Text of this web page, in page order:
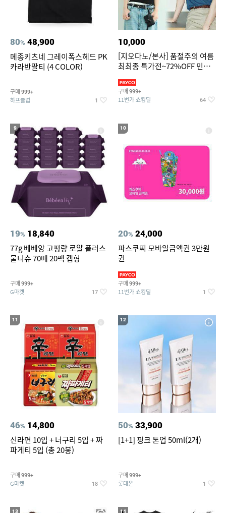
80% 48,900
메종키츠네 그레이폭스헤드 PK
카라반팔티 (4 COLOR)
구매 999+
하프클럽 1
10,000
[지오다노/본사] 품절주의 여름
최최종 특가전~72%OFF 민소
구매 999+
11번가 쇼킹딜 64
9
19% 18,840
77g 베베앙 고평량 로얄 플러스
물티슈 70매 20팩 캡형
구매 999+
G마켓 17
10
20% 24,000
파스쿠찌 모바일금액권 3만원
권
구매 999+
11번가 쇼킹딜 1
11
46% 14,800
신라면 10입 + 너구리 5입 + 짜
파게티 5입 (총 20봉)
구매 999+
G마켓 18
12
50% 33,900
[1+1] 핑크 톤업 50ml(2개)
구매 999+
롯데온 1
13 14